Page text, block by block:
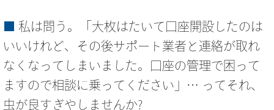
私は問う。「大枚はたいて口座開設したのは
いいけれど、その後サポート業者と連絡が取れ
なくなってしまいました。口座の管理で困って
ますので相談に乗ってください」… ってそれ、
虫が良すぎやしませんか?